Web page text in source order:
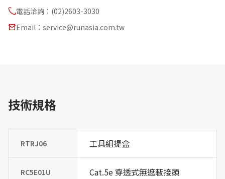
電話洽詢：(02)2603-3030
Email：service@runasia.com.tw
技術規格
RTRJ06 工具組提盒
RC5E01U Cat.5e 穿透式無遮蔽接頭